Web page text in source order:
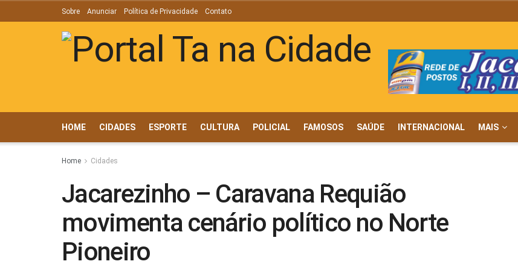
Sobre Anunciar Política de Privacidade Contato
HOME CIDADES ESPORTE CULTURA POLICIAL FAMOSOS SAÚDE INTERNACIONAL MAIS
Home Cidades
Jacarezinho – Caravana Requião
movimenta cenário político no Norte
Pioneiro